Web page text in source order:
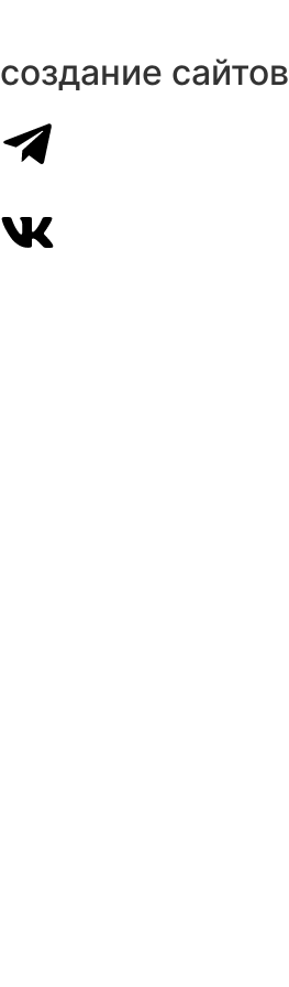
создание сайтов